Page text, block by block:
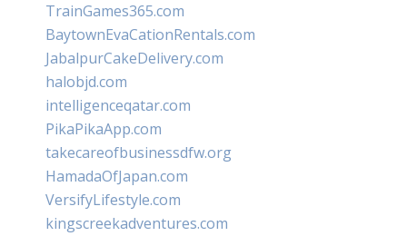
TrainGames365.com
BaytownEvaCationRentals.com
JabalpurCakeDelivery.com
halobjd.com
intelligenceqatar.com
PikaPikaApp.com
takecareofbusinessdfw.org
HamadaOfJapan.com
VersifyLifestyle.com
kingscreekadventures.com